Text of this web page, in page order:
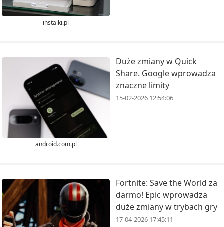
instalki.pl
android.com.pl
Duże zmiany w Quick
Share. Google wprowadza
znaczne limity
15-02-2026 12:54:06
Fortnite: Save the World za
darmo! Epic wprowadza
duże zmiany w trybach gry
17-04-2026 17:45:11